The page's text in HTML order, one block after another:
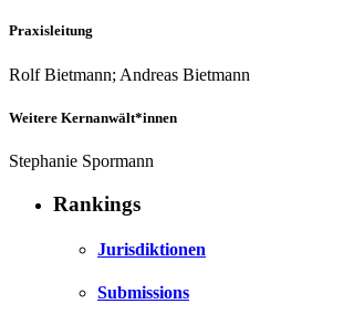
Praxisleitung
Rolf Bietmann; Andreas Bietmann
Weitere Kernanwält*innen
Stephanie Spormann
Rankings
Jurisdiktionen
Submissions